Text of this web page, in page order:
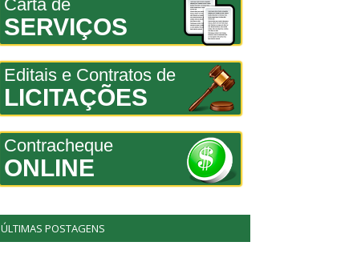
Carta de
SERVIÇOS
Editais e Contratos de
LICITAÇÕES
Contracheque
ONLINE
ÚLTIMAS POSTAGENS